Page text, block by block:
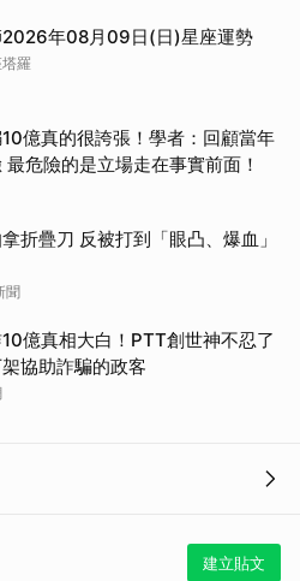
2026年08月09日(日)星座運勢
羅
億真的很誇張！學者：回顧當年
最危險的是立場走在事實前面！
折疊刀 反被打到「眼凸、爆血」
聞
億真相大白！PTT創世神不忍了
協助詐騙的政客
建立貼文